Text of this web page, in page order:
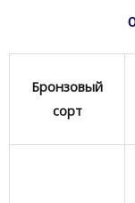
Бронзовый
сорт